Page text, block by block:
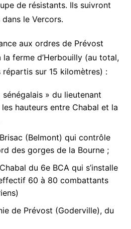
de résistants. Ils suivront
le Vercors.
aux ordres de Prévost
ferme d’Herbouilly (au total,
sur 15 kilomètres) :
» du lieutenant
hauteurs entre Chabal et la
(Belmont) qui contrôle
des gorges de la Bourne ;
du 6e BCA qui s’installe
60 à 80 combattants
de Prévost (Goderville), du